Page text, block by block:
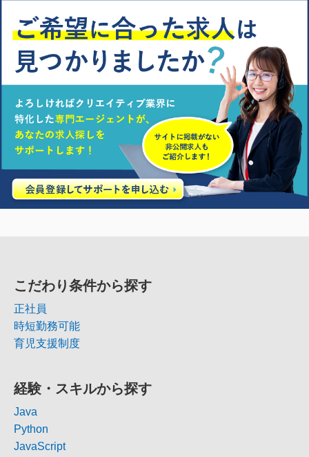
こだわり条件から探す
正社員
時短勤務可能
育児支援制度
経験・スキルから探す
Java
Python
JavaScript